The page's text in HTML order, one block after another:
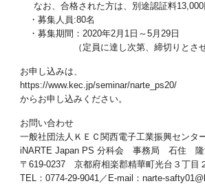
なお、合格された方は、別途認証料13,000
・募集人員:80名
・募集期間：2020年2月1日～5月29日
（定員に達し次第、締切りとさせて
お申し込みは、
https://www.kec.jp/seminar/narte_ps20/
からお申し込みください。
お問い合わせ
一般社団法人ＫＥＣ関西電子工業振興センタ
iNARTE Japan PS 分科会 事務局 石住 隆
〒619-0237 京都府相楽郡精華町光台３丁目
TEL：0774-29-9041／E-mail：narte-